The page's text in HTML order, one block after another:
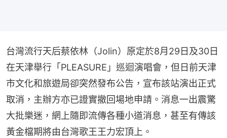
台灣流行天后蔡依林（Jolin）原定於8月29日及30日
在天津舉行「PLEASURE」巡迴演唱會，但日前天津
市文化和旅遊局卻突然發布公告，宣布該站演出正式
取消，主辦方亦已證實撤回場地申請。消息一出震驚
大批樂迷，網上隨即流傳各種小道消息，甚至有傳該
黃金檔期將由台灣歌王王力宏頂上。